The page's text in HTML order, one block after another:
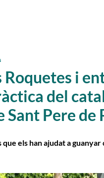
Roquetes i
del
Sant Pere de
els han ajudat a guanyar